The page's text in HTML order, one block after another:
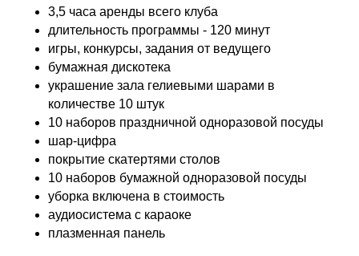
3,5 часа аренды всего клуба
длительность программы - 120 минут
игры, конкурсы, задания от ведущего
бумажная дискотека
украшение зала гелиевыми шарами в
количестве 10 штук
10 наборов праздничной одноразовой посуды
шар-цифра
покрытие скатертями столов
10 наборов бумажной одноразовой посуды
уборка включена в стоимость
аудиосистема с караоке
плазменная панель